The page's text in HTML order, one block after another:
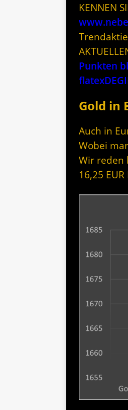
KENNEN
Punkten
Gold in
Auch in
Wobei
Wir reden
16,25